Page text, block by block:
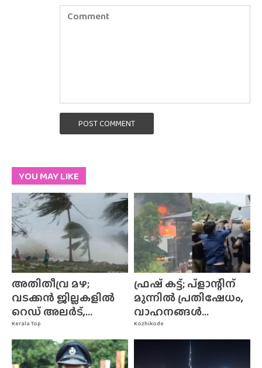
POST COMMENT
YOU MAY LIKE
Kerala Top
അതിതീവ്ര മഴ;
വടക്കൻ ജില്ലകളിൽ
റെഡ് അലർട്,...
Kozhikode
ഫ്രഷ് കട്ട്; പ്ളാന്റിന്
മുന്നിൽ പ്രതിഷേധം,
വാഹനങ്ങൾ...